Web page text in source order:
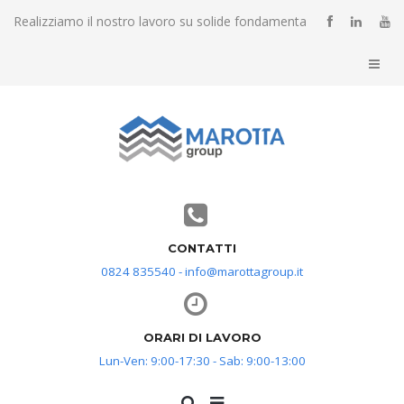
Realizziamo il nostro lavoro su solide fondamenta
CONTATTI
0824 835540 - info@marottagroup.it
ORARI DI LAVORO
Lun-Ven: 9:00-17:30 - Sab: 9:00-13:00